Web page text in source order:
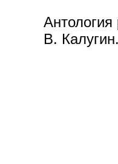
Антология
В.